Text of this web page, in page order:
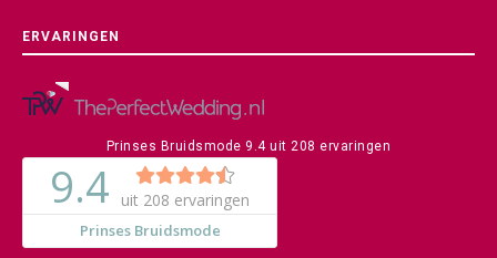
ERVARINGEN
Prinses Bruidsmode 9.4uit208 ervaringen